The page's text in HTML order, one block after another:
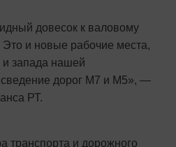
довесок к валовому
Это и новые рабочие места,
и запада нашей
дорог М7 и М5», —
РТ.
транспорта и дорожного